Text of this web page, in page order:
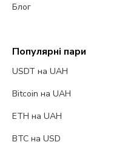
Блог
Популярні пари
USDT на UAH
Bitcoin на UAH
ETH на UAH
BTC на USD